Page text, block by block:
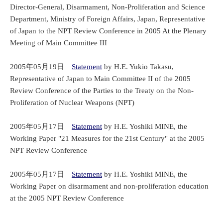
Director-General, Disarmament, Non-Proliferation and Science
Department, Ministry of Foreign Affairs, Japan, Representative
of Japan to the NPT Review Conference in 2005 At the Plenary
Meeting of Main Committee III
2005年05月19日 Statement by H.E. Yukio Takasu,
Representative of Japan to Main Committee II of the 2005
Review Conference of the Parties to the Treaty on the Non-
Proliferation of Nuclear Weapons (NPT)
2005年05月17日 Statement by H.E. Yoshiki MINE, the
Working Paper "21 Measures for the 21st Century" at the 2005
NPT Review Conference
2005年05月17日 Statement by H.E. Yoshiki MINE, the
Working Paper on disarmament and non-proliferation education
at the 2005 NPT Review Conference